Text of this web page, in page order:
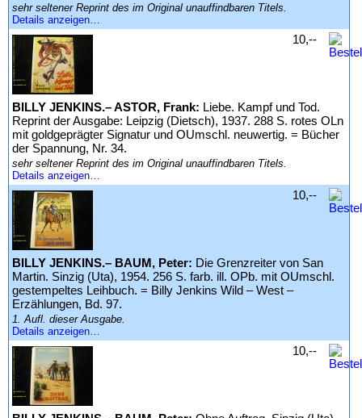
sehr seltener Reprint des im Original unauffindbaren Titels.
Details anzeigen…
BILLY JENKINS.– ASTOR, Frank: Liebe. Kampf und Tod.
Reprint der Ausgabe: Leipzig (Dietsch), 1937. 288 S. rotes OLn
mit goldgeprägter Signatur und OUmschl. neuwertig. = Bücher
der Spannung, Nr. 34.
sehr seltener Reprint des im Original unauffindbaren Titels.
Details anzeigen…
10,--
BILLY JENKINS.– BAUM, Peter: Die Grenzreiter von San
Martin. Sinzig (Uta), 1954. 256 S. farb. ill. OPb. mit OUmschl.
gestempeltes Leihbuch. = Billy Jenkins Wild – West –
Erzählungen, Bd. 97.
1. Aufl. dieser Ausgabe.
Details anzeigen…
10,--
10,--